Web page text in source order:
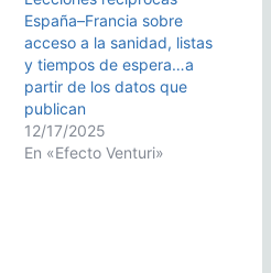
España–Francia sobre
acceso a la sanidad, listas
y tiempos de espera…a
partir de los datos que
publican
12/17/2025
En «Efecto Venturi»